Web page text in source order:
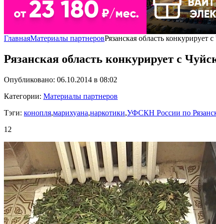
ГлавнаяМатериалы партнеровРязанская область конкурирует
Рязанская область конкурирует с
Опубликовано: 06.10.2014 в 08:02
Категории: Материалы партнеров
Тэги: конопля,марихуана,наркотики,УФСКН России по
12